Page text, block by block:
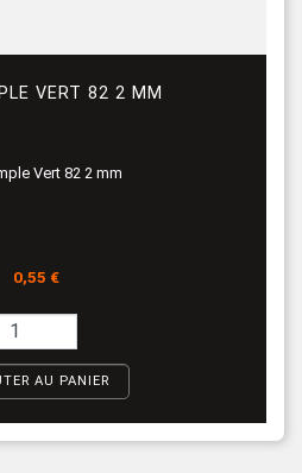
VERT 82 2 MM
Vert 82 2 mm
Prix
0,55 €
AU PANIER